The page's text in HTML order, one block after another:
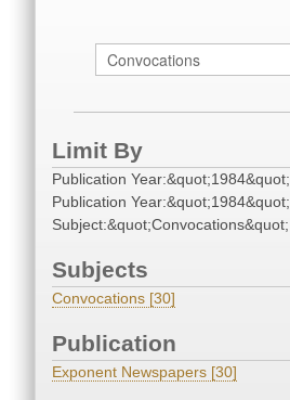
Limit By
Publication Year:&quot;1984&quot;
Publication Year:&quot;1984&quot;
Subject:&quot;Convocations&quot;
Subjects
Convocations [30]
Publication
Exponent Newspapers [30]